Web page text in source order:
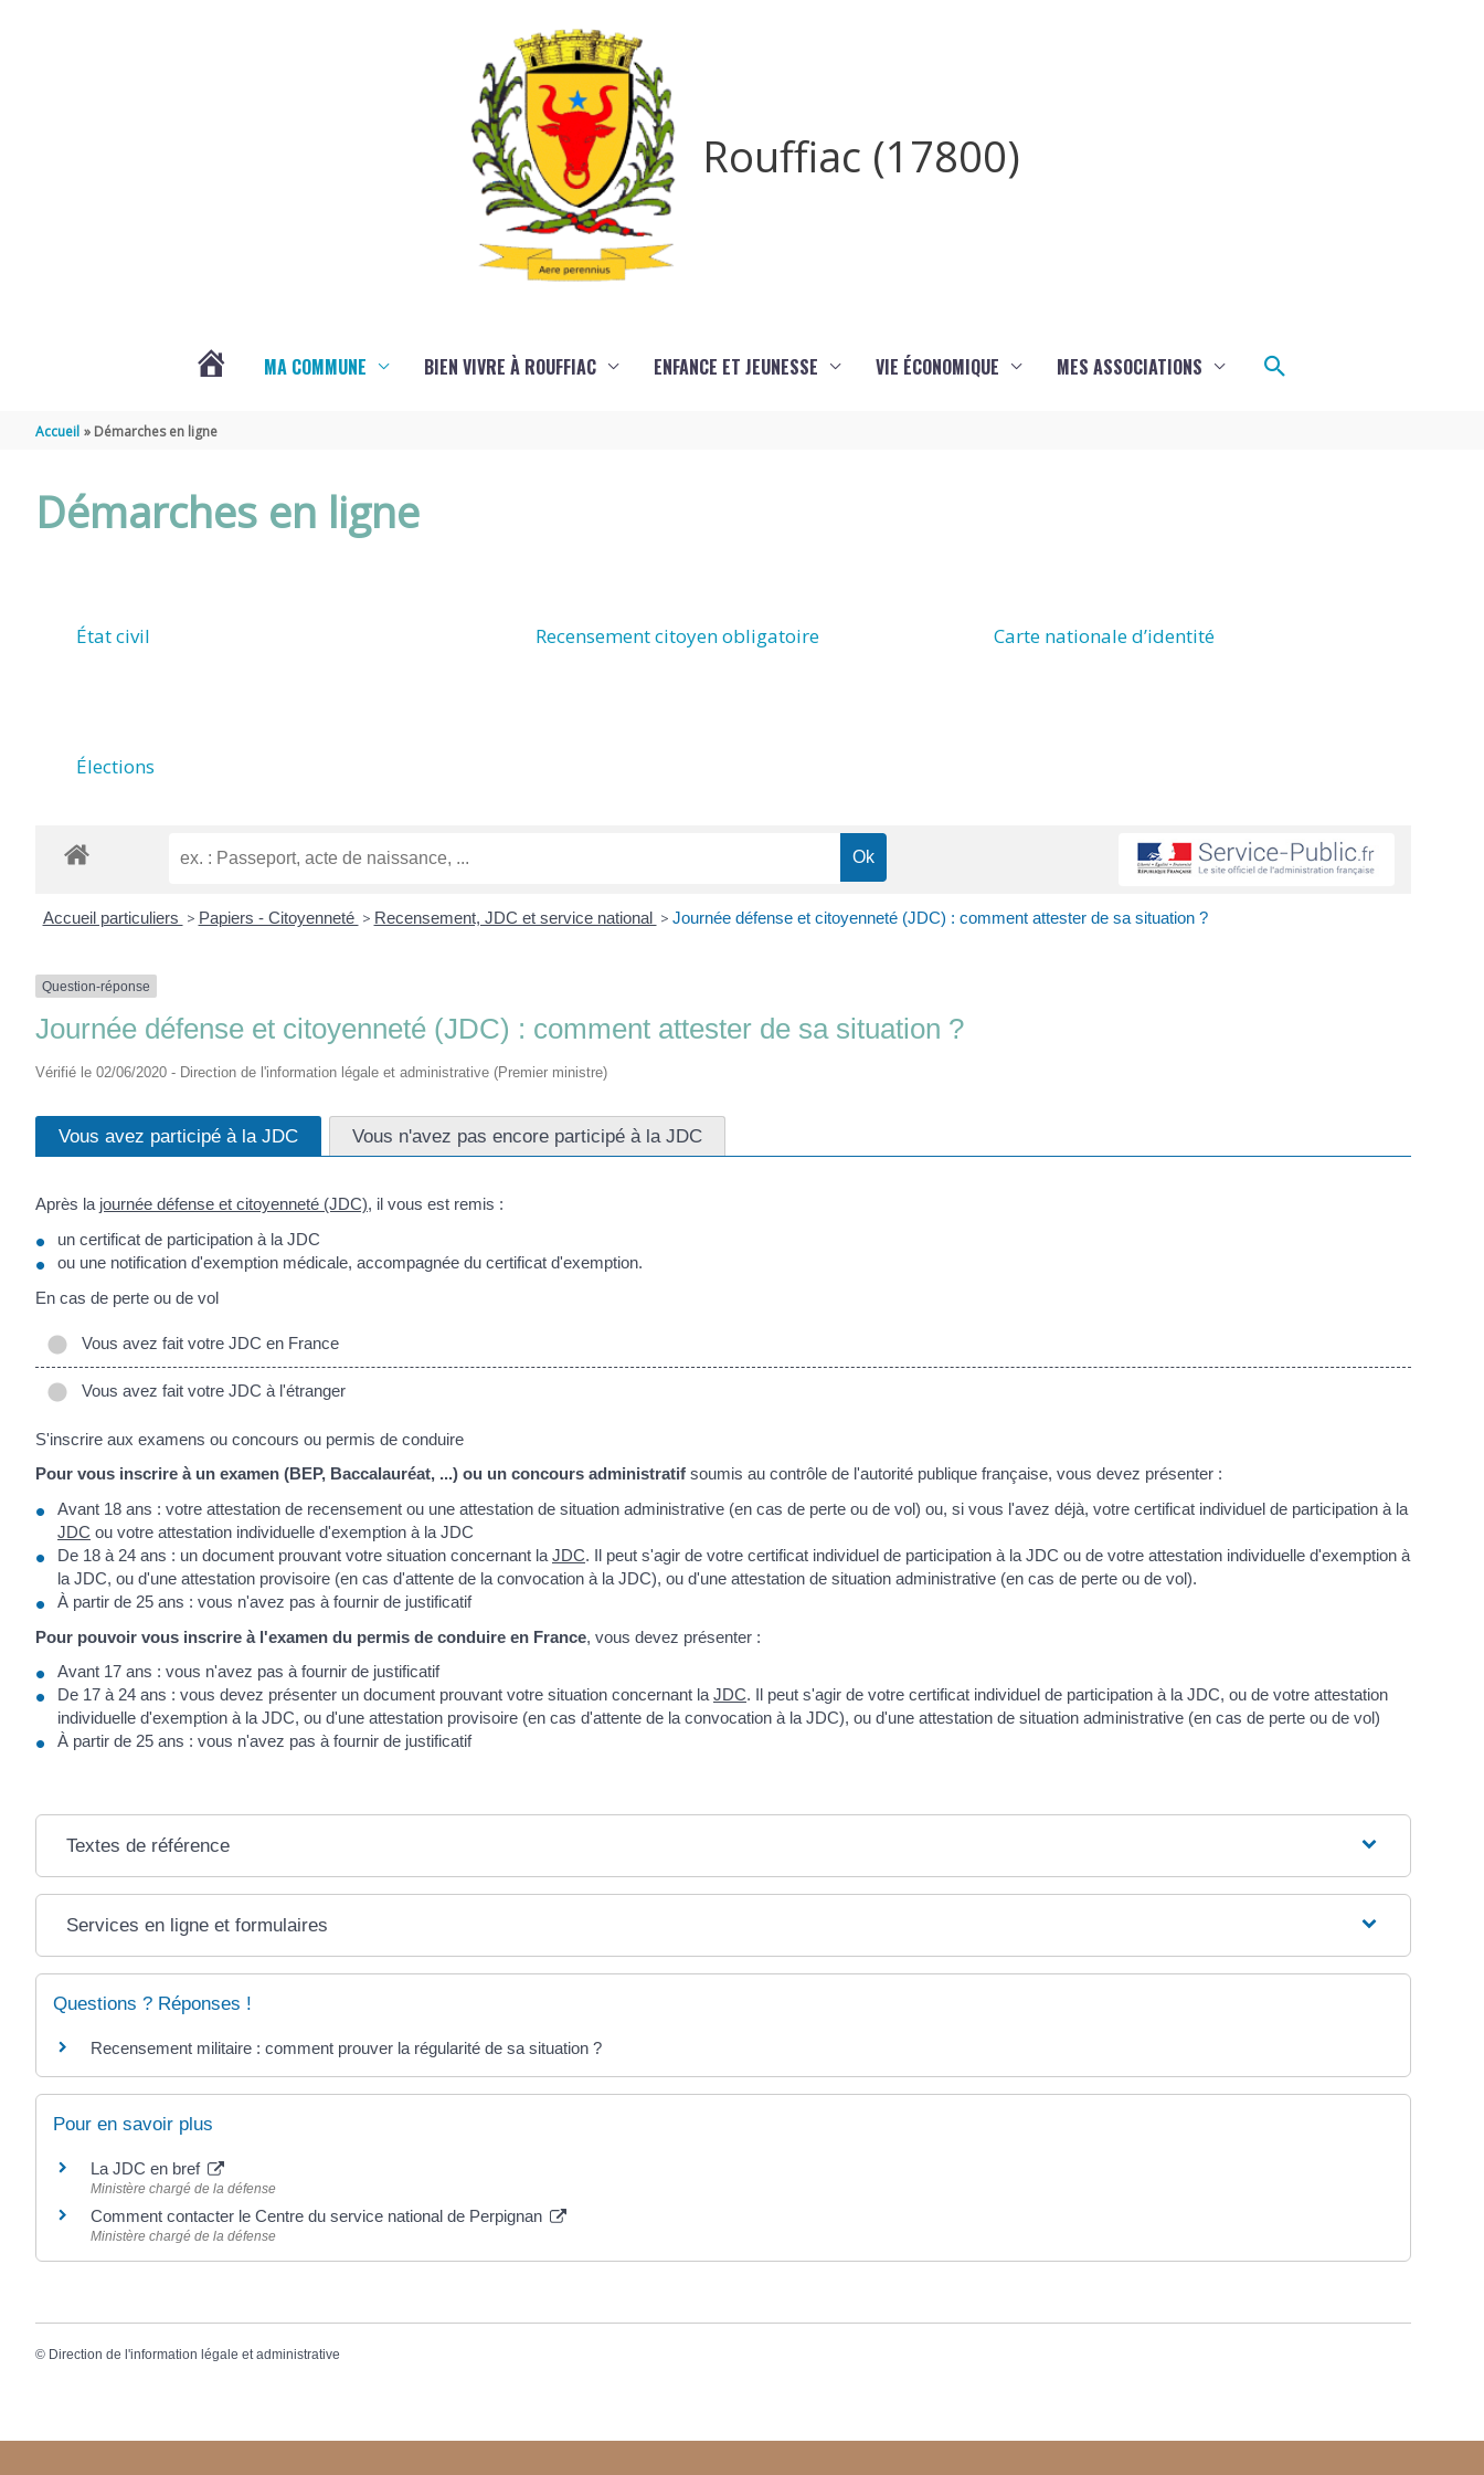
Rouffiac (17800)
MA COMMUNE BIEN VIVRE À ROUFFIAC ENFANCE ET JEUNESSE VIE ÉCONOMIQUE MES ASSOCIATIONS Rechercher
Accueil Démarches en ligne
Démarches en ligne
État civil Recensement citoyen obligatoire Carte nationale d’identité
Élections
Accueil particuliers > Papiers - Citoyenneté > Recensement, JDC et service national > Journée défense et citoyenneté (JDC) : comment attester de sa situation ?
Question-réponse
Journée défense et citoyenneté (JDC) : comment attester de sa situation ?
Vérifié le 02/06/2020 - Direction de l'information légale et administrative (Premier ministre)
Vous avez participé à la JDC Vous n'avez pas encore participé à la JDC
Après la journée défense et citoyenneté (JDC), il vous est remis :
un certificat de participation à la JDC
ou une notification d'exemption médicale, accompagnée du certificat d'exemption.
En cas de perte ou de vol
Vous avez fait votre JDC en France
Vous avez fait votre JDC à l'étranger
S'inscrire aux examens ou concours ou permis de conduire
Pour vous inscrire à un examen (BEP, Baccalauréat, ...) ou un concours administratif soumis au contrôle de l'autorité publique française, vous devez présenter :
Avant 18 ans : votre attestation de recensement ou une attestation de situation administrative (en cas de perte ou de vol) ou, si vous l'avez déjà, votre certificat individuel de participation à la
JDC ou votre attestation individuelle d'exemption à la JDC
De 18 à 24 ans : un document prouvant votre situation concernant la JDC. Il peut s'agir de votre certificat individuel de participation à la JDC ou de votre attestation individuelle d'exemption à
la JDC, ou d'une attestation provisoire (en cas d'attente de la convocation à la JDC), ou d'une attestation de situation administrative (en cas de perte ou de vol).
À partir de 25 ans : vous n'avez pas à fournir de justificatif
Pour pouvoir vous inscrire à l'examen du permis de conduire en France, vous devez présenter :
Avant 17 ans : vous n'avez pas à fournir de justificatif
De 17 à 24 ans : vous devez présenter un document prouvant votre situation concernant la JDC. Il peut s'agir de votre certificat individuel de participation à la JDC, ou de votre attestation
individuelle d'exemption à la JDC, ou d'une attestation provisoire (en cas d'attente de la convocation à la JDC), ou d'une attestation de situation administrative (en cas de perte ou de vol)
À partir de 25 ans : vous n'avez pas à fournir de justificatif
Textes de référence
Services en ligne et formulaires
Questions ? Réponses !
Recensement militaire : comment prouver la régularité de sa situation ?
Pour en savoir plus
La JDC en bref
Ministère chargé de la défense
Comment contacter le Centre du service national de Perpignan
Ministère chargé de la défense
© Direction de l'information légale et administrative